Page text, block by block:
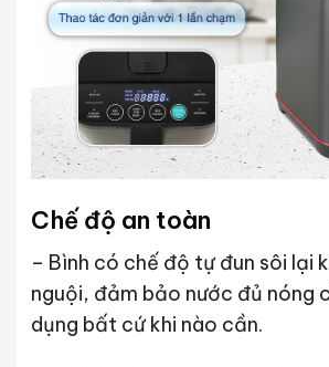
Chế độ an toàn
– Bình có chế độ tự đun sôi lại
nguội, đảm bảo nước đủ nóng
dụng bất cứ khi nào cần.